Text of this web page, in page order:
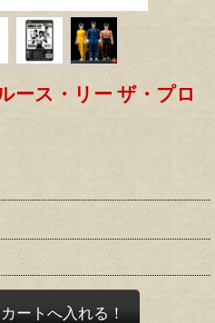
ース・リー ザ・プロ
ートへ入れる！